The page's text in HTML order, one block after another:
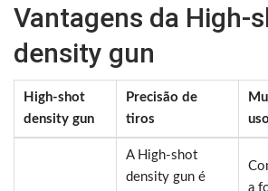
Vantagens da High-
density gun
High-shot
density gun
Precisão de
tiros
A High-shot
density gun é
a